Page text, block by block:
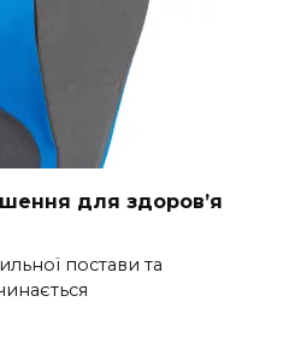
для здоров’я
постави та